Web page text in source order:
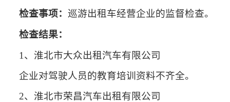
检查事项： 巡游出租车经营企业的监督检查。
检查结果：
1、淮北市大众出租汽车有限公司
企业对驾驶人员的教育培训资料不齐全。
2、淮北市荣昌汽车出租有限公司